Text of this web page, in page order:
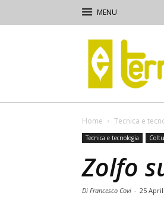
Terra
e
Vita
Home Tecnica e
Tecnica e tecnologia
Zolfo
Di Francesco Covi - 25